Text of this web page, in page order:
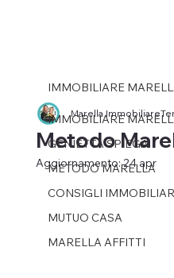
IMMOBILIARE
GENIETTA SPIEGA
METODO MARELLA
CONSIGLI
MUTUO CASA
MARELLA AFFITTI
IMMOBILIARE
Metodo
Marella Immobiliare
Aggiornamento:24 apr